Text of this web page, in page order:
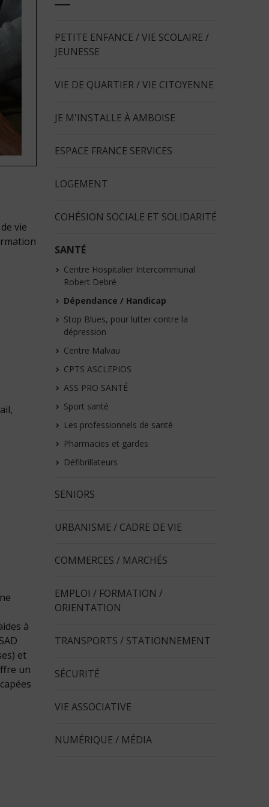
vie
à
et
un
PETITE ENFANCE / VIE SCOLAIRE /
JEUNESSE
VIE DE QUARTIER / VIE CITOYENNE
JE M'INSTALLE À AMBOISE
ESPACE FRANCE SERVICES
LOGEMENT
COHÉSION SOCIALE ET SOLIDARITÉ
SANTÉ
Centre Hospitalier Intercommunal
Robert Debré
Dépendance / Handicap
Stop Blues, pour lutter contre la
dépression
Centre Malvau
CPTS ASCLEPIOS
ASS PRO SANTÉ
Sport santé
Les professionnels de santé
Pharmacies et gardes
Défibrillateurs
SENIORS
URBANISME / CADRE DE VIE
COMMERCES / MARCHÉS
EMPLOI / FORMATION /
ORIENTATION
TRANSPORTS / STATIONNEMENT
SÉCURITÉ
VIE ASSOCIATIVE
NUMÉRIQUE / MÉDIA